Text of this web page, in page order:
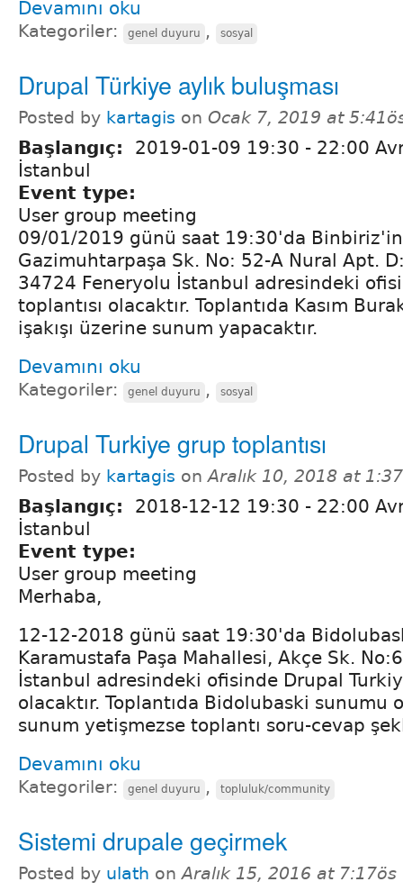
Devamını oku
Kategoriler: genel duyuru , sosyal
Drupal Türkiye aylık buluşması
Posted by kartagis on Ocak 7, 2019 at
Başlangıç: 2019-01-09 19:30 - 22:00
İstanbul
Event type:
User group meeting
09/01/2019 günü saat 19:30'da
Gazimuhtarpaşa Sk. No: 52-A Nural Apt.
34724 Feneryolu İstanbul adresindeki
toplantısı olacaktır. Toplantıda Kasım
işakışı üzerine sunum yapacaktır.
Devamını oku
Kategoriler: genel duyuru , sosyal
Drupal Turkiye grup toplantısı
Posted by kartagis onAralık 10, 2018 at
Başlangıç: 2018-12-12 19:30 - 22:00
İstanbul
Event type:
User group meeting
Merhaba,
12-12-2018 günü saat 19:30'da
Karamustafa Paşa Mahallesi, Akçe Sk.
İstanbul adresindeki ofisinde Drupal
olacaktır. Toplantıda Bidolubaski sunumu
sunum yetişmezse toplantı soru-cevap
Devamını oku
Kategoriler: genel duyuru , topluluk/community
Sistemi drupale geçirmek
Posted by ulath onAralık 15, 2016 at 7:17ös